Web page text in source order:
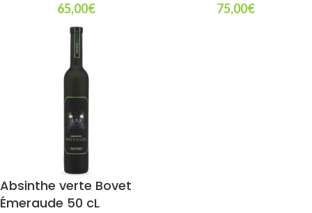
65,00€
75,00€
Absinthe verte Bovet
Émeraude 50 cL